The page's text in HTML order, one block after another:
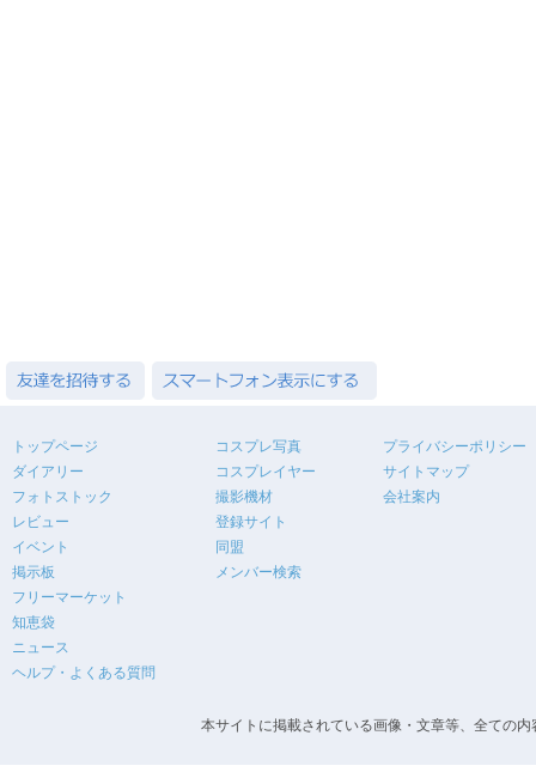
トップページ
ダイアリー
フォトストック
レビュー
イベント
掲示板
フリーマーケット
知恵袋
ニュース
ヘルプ・よくある質問
コスプレ写真
コスプレイヤー
撮影機材
登録サイト
同盟
メンバー検索
プライバシーポリシー
サイトマップ
会社案内
本サイトに掲載されている画像・文章等、全ての